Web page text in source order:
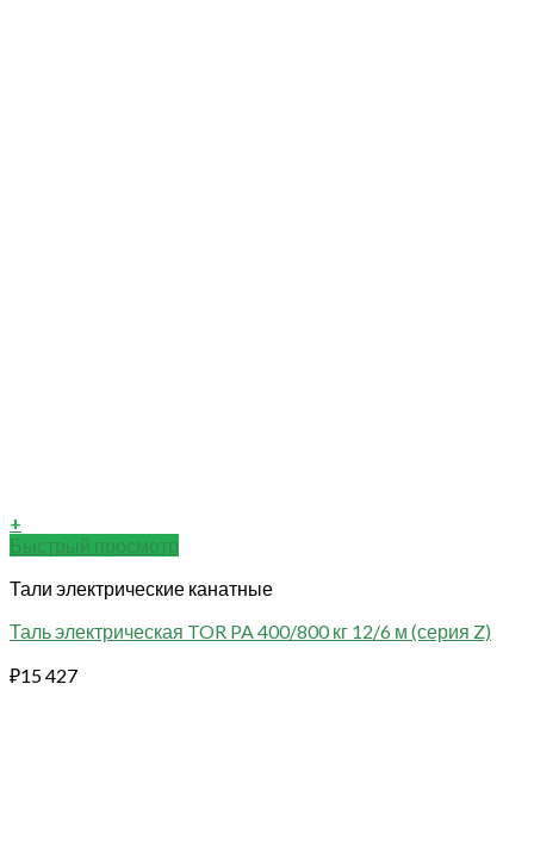
+
Быстрый просмотр
Тали электрические канатные
Таль электрическая TOR PA 400/800 кг 12/6 м (серия Z)
₽15 427